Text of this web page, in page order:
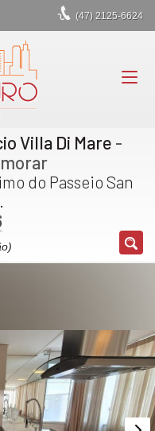
(47) 2125-6624
Villa Di Mare -
do Passeio San